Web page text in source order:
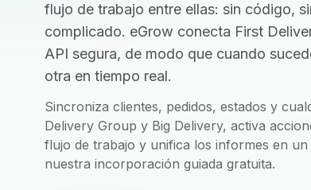
flujo de trabajo entre ellas: sin código,
complicado. eGrow conecta First
API segura, de modo que cuando
otra en tiempo real.
Sincroniza clientes, pedidos, estados y
Delivery Group y Big Delivery, activa
flujo de trabajo y unifica los informes en
nuestra incorporación guiada gratuita.